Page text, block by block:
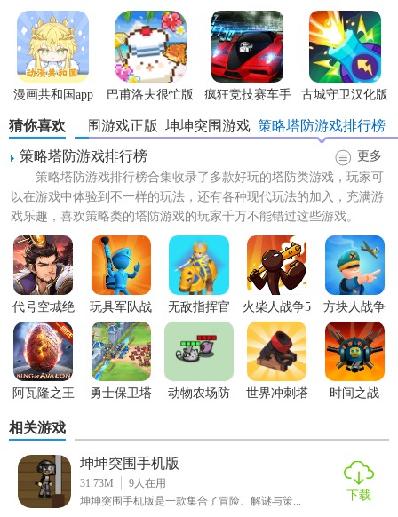
带来沉浸式的游戏体验。
【坤坤突围玩法】
1. 资源管理：玩家需要合理分配资源，包括金币、水晶和食
物，以支持自己的防御和进攻。
2. 防御塔建设：建造和升级防御塔，使其能够更好地抵御敌
人的攻击。
3. 士兵训练：训练不同能力的士兵，配合防御塔进行防御或
发起进攻。
4. 技能学习：学习强大的技能，在关键时刻给予敌人致命一
击。
5. 战略制定：根据敌人的攻击方式和数量，制定合适的战
略，以取得胜利。
【坤坤突围优势】
1. 易上手难精通：游戏操作简单易懂，但要成为高手需要深
入研究和策略思考。
2. 丰富的游戏内容：游戏提供了大量的关卡、任务和挑战模
语内置菜单版
科技点
人app安卓版
世界
漫画共和国app
官方版
巴甫洛夫很忙版
疯狂竞技赛车手
游安卓版
古城守卫汉化版
猜你喜欢 策略塔防游戏排行榜
坤坤突围游戏
坤坤突围游戏正版
策略塔防游戏排行榜
更多
策略塔防游戏排行榜合集收录了多款好玩的塔防类游戏，玩家可
以在游戏中体验到不一样的玩法，还有各种现代玩法的加入，充满游
戏乐趣，喜欢策略类的塔防游戏的玩家千万不能错过这些游戏。
代号空城绝
玩具军队战
斗模拟
无敌指挥官 火柴人战争5 方块人战争
阿瓦隆之王
勇士保卫塔
动物农场防
世界冲刺塔
时间之战
相关游戏
坤坤突围手机版
31.73M 9人在用
坤坤突围手机版是一款集合了冒险、解谜与策...
下载